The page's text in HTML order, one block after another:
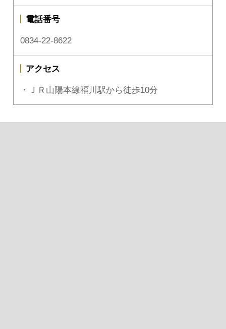
電話番号
0834-22-8622
アクセス
・ＪＲ山陽本線福川駅から徒歩10分